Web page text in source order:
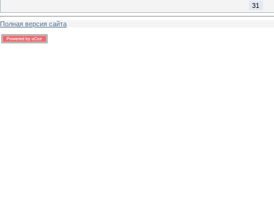
31
Полная версия сайта